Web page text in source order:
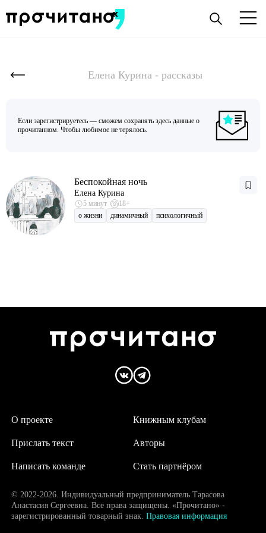
Елена Курина - рассказы
Если зарегистрируетесь — сможем сохранять здесь данные о
прочитанном. Чтобы любимое не терялось.
Беспокойная ночь
Елена Курина
5 минут
18+
о жизни
динамичный психологичный
О проекте
Написать команде
Авторы
Прислать текст
Книжным клубам
Стать партнёром
© 2022-2026. Индивидуальный предприниматель Тарасова
Анастасия Сергеевна. Все права защищены. «Прочитано» -
зарегистрированный товарный знак. Правовая информация